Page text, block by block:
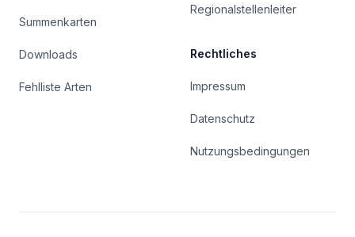
Summenkarten
Downloads
Fehlliste Arten
Regionalstellenleiter
Rechtliches
Impressum
Datenschutz
Nutzungsbedingungen